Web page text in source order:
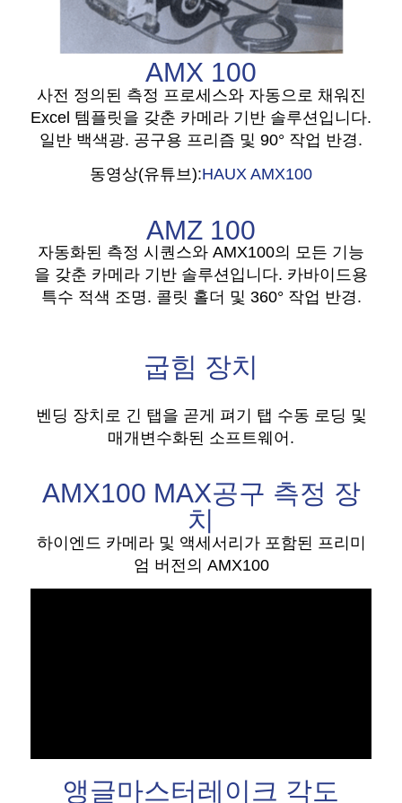
AMX 100
사전 정의된 측정 프로세스와 자동으로 채워진
Excel 템플릿을 갖춘 카메라 기반 솔루션입니다.
일반 백색광. 공구용 프리즘 및 90° 작업 반경.
동영상(유튜브):HAUX AMX100
AMZ 100
자동화된 측정 시퀀스와 AMX100의 모든 기능
을 갖춘 카메라 기반 솔루션입니다. 카바이드용
특수 적색 조명. 콜릿 홀더 및 360° 작업 반경.
굽힘 장치
벤딩 장치로 긴 탭을 곧게 펴기 탭 수동 로딩 및
매개변수화된 소프트웨어.
AMX100 MAX공구 측정 장
치
하이엔드 카메라 및 액세서리가 포함된 프리미
엄 버전의 AMX100
앵글마스터 레이크 각도